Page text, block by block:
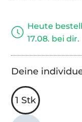
Heute
17.08. bei dir.
Deine
1 Stk